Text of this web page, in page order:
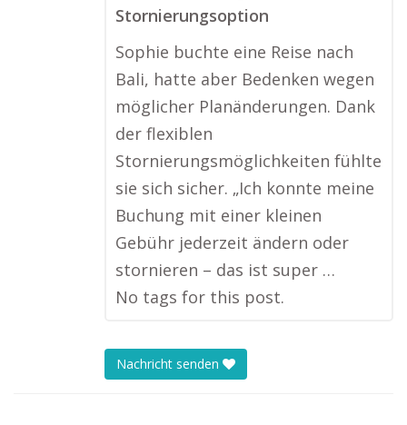
Stornierungsoption
Sophie buchte eine Reise nach
Bali, hatte aber Bedenken wegen
möglicher Planänderungen. Dank
der flexiblen
Stornierungsmöglichkeiten fühlte
sie sich sicher. „Ich konnte meine
Buchung mit einer kleinen
Gebühr jederzeit ändern oder
stornieren – das ist super …
No tags for this post.
Nachricht senden